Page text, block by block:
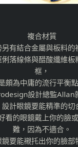
複合材質
有結合金屬與板料的
落線條與醋酸纖維板
框，
頗為中庸的流行平衡點
設計總監Allan
設計眼鏡要能精準的切
看的眼鏡戴上你的臉
難，因為不適合。
要能襯托出你的臉部